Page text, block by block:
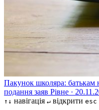
Пакунок школяра: батькам
подання заяв Рівне ·
↑↓ навігація ↵ відкрити esc